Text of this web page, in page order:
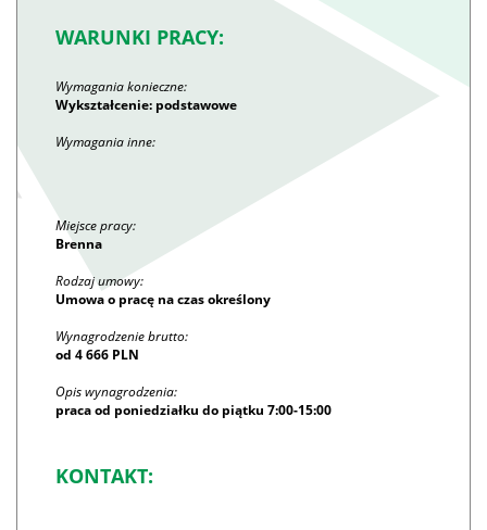
WARUNKI PRACY:
Wymagania konieczne:
Wykształcenie: podstawowe
Wymagania inne:
Miejsce pracy:
Brenna
Rodzaj umowy:
Umowa o pracę na czas określony
Wynagrodzenie brutto:
od 4 666 PLN
Opis wynagrodzenia:
praca od poniedziałku do piątku 7:00-15:00
KONTAKT: